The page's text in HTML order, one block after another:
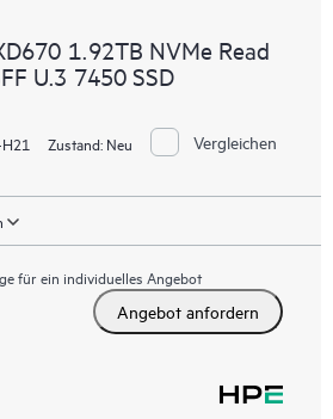
1.92TB NVMe Read
U.3 7450 SSD
Zustand: Neu Vergleichen
für ein individuelles Angebot
Angebot anfordern